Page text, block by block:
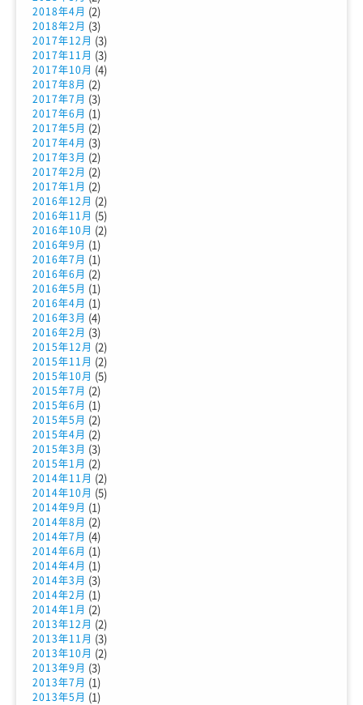
2018年4月 (2)
2018年2月 (3)
2017年12月 (3)
2017年11月 (3)
2017年10月 (4)
2017年8月 (2)
2017年7月 (3)
2017年6月 (1)
2017年5月 (2)
2017年4月 (3)
2017年3月 (2)
2017年2月 (2)
2017年1月 (2)
2016年12月 (2)
2016年11月 (5)
2016年10月 (2)
2016年9月 (1)
2016年7月 (1)
2016年6月 (2)
2016年5月 (1)
2016年4月 (1)
2016年3月 (4)
2016年2月 (3)
2015年12月 (2)
2015年11月 (2)
2015年10月 (5)
2015年7月 (2)
2015年6月 (1)
2015年5月 (2)
2015年4月 (2)
2015年3月 (3)
2015年1月 (2)
2014年11月 (2)
2014年10月 (5)
2014年9月 (1)
2014年8月 (2)
2014年7月 (4)
2014年6月 (1)
2014年4月 (1)
2014年3月 (3)
2014年2月 (1)
2014年1月 (2)
2013年12月 (2)
2013年11月 (3)
2013年10月 (2)
2013年9月 (3)
2013年7月 (1)
2013年5月 (1)